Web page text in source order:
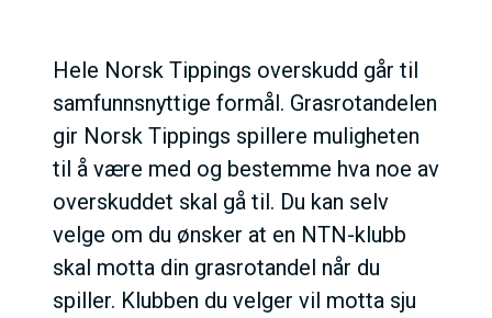
Hele Norsk Tippings overskudd går til
samfunnsnyttige formål. Grasrotandelen
gir Norsk Tippings spillere muligheten
til å være med og bestemme hva noe av
overskuddet skal gå til. Du kan selv
velge om du ønsker at en NTN-klubb
skal motta din grasrotandel når du
spiller. Klubben du velger vil motta sju